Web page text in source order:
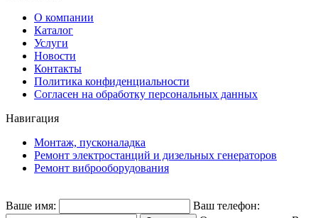
О компании
Каталог
Услуги
Новости
Контакты
Политика конфиденциальности
Согласен на обработку персональных данных
Навигация
Монтаж, пусконаладка
Ремонт электростанций и дизельных генераторов
Ремонт виброоборудования
Ваше имя:
Ваш телефон: